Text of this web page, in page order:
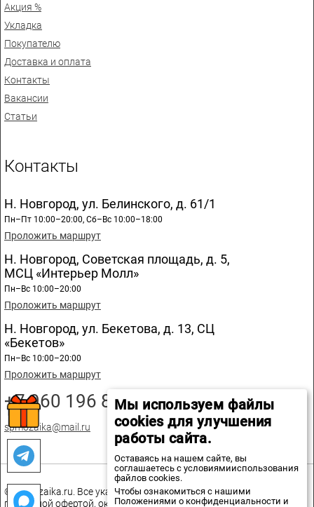
Акция %
Укладка
Покупателю
Доставка и оплата
Контакты
Вакансии
Статьи
Контакты
Н. Новгород, ул. Белинского, д. 61/1
Пн–Пт 10:00–20:00, Сб–Вс 10:00–18:00
Проложить маршрут
Н. Новгород, Советская площадь, д. 5,
МСЦ «Интерьер Молл»
Пн–Вс 10:00–20:00
Проложить маршрут
Н. Новгород, ул. Бекетова, д. 13, СЦ
«Бекетов»
Пн–Вс 10:00–20:00
Проложить маршрут
+7 960 196 89 20
spmozaika@mail.ru
© spmozaika.ru. Все указанные на сайте цены не являются
публичной офертой, окончательная стоимость товаров
Мы используем файлы
cookies для улучшения
работы сайта.
Оставаясь на нашем сайте, вы
соглашаетесь с условиямииспользования
файлов cookies.
Чтобы ознакомиться с нашими
Положениями о конфиденциальности и